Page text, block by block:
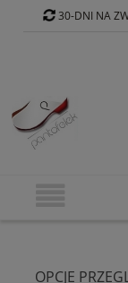
30-DNI NA
OPCJE